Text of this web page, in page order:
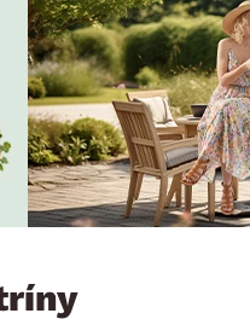
Stojany na
Stojany na noviny
Stojany na
Zobrazit vše
ZÁHRADNÉ
súpravy 3-2-1
súpravy na mieru